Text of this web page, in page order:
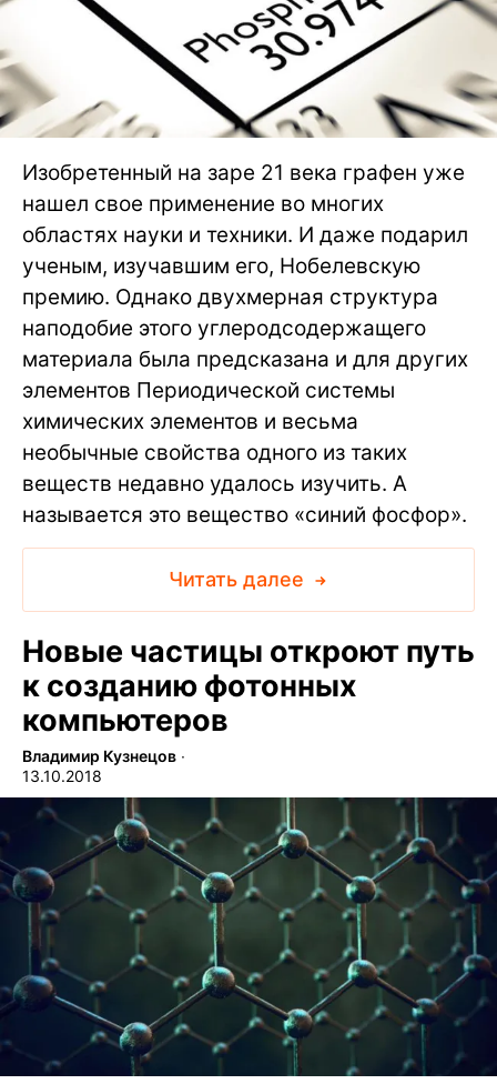
Изобретенный на заре 21 века графен уже
нашел свое применение во многих
областях науки и техники. И даже подарил
ученым, изучавшим его, Нобелевскую
премию. Однако двухмерная структура
наподобие этого углеродсодержащего
материала была предсказана и для других
элементов Периодической системы
химических элементов и весьма
необычные свойства одного из таких
веществ недавно удалось изучить. А
называется это вещество «синий фосфор».
Читать далее
Новые частицы откроют путь
к созданию фотонных
компьютеров
Владимир Кузнецов ∙
13.10.2018